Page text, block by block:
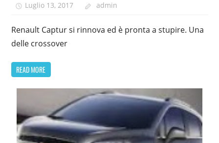
Luglio 13, 2017 admin
Renault Captur si rinnova ed è pronta a stupire. Una
delle crossover
READ MORE